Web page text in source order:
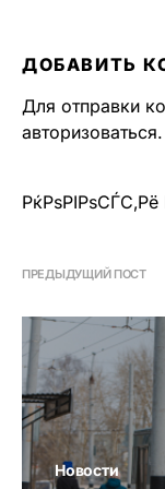
ДОБАВИТЬ
Для отправки
авторизоваться.
РќРѕРІРѕСЃС‚Рё
ПРЕДЫДУЩИЙ ПОСТ
Новости